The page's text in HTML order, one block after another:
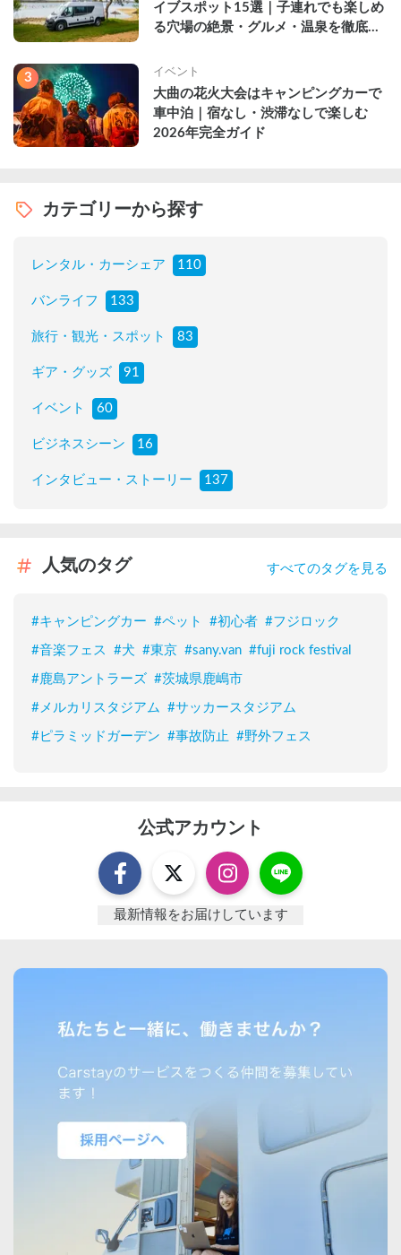
イブスポット15選｜子連れでも楽しめ
る穴場の絶景・グルメ・温泉を徹底解
3 イベント
大曲の花火大会はキャンピングカーで
車中泊｜宿なし・渋滞なしで楽しむ
2026年完全ガイド
カテゴリーから探す
レンタル・カーシェア 110
バンライフ 133
旅行・観光・スポット 83
ギア・グッズ 91
イベント 60
ビジネスシーン 16
インタビュー・ストーリー 137
人気のタグ すべてのタグを見る
#キャンピングカー #ペット #初心者 #フジロック
#音楽フェス #犬 #東京 #sany.van #fuji rock festival
#鹿島アントラーズ #茨城県鹿嶋市
#メルカリスタジアム #サッカースタジアム
#ピラミッドガーデン #事故防止 #野外フェス
公式アカウント
最新情報をお届けしています